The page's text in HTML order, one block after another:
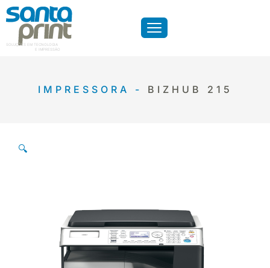
SOLUÇÕES EM TECNOLOGIA
E IMPRESSÃO
IMPRESSORA - BIZHUB 215
🔍